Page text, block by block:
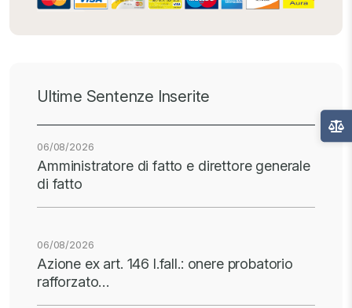
Ultime Sentenze Inserite
06/08/2026
Amministratore di fatto e direttore generale
di fatto
06/08/2026
Azione ex art. 146 l.fall.: onere probatorio
rafforzato…